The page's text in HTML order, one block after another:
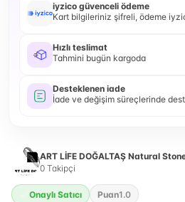
iyzico güvenceli ödeme
Kart bilgileriniz şifreli, ödeme
Hızlı teslimat
Tahmini bugün kargoda
Desteklenen iade
İade ve değişim süreçlerinde
ART LİFE DOĞALTAŞ Natural
0 Takipçi
Onaylı Satıcı Puan1.0